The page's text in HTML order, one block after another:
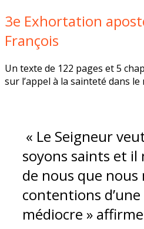
3e Exhortation
François
Un texte de 122 pages et 5
sur l’appel à la sainteté dans le
« Le Seigneur
soyons saints et il
de nous que nous
contentions
médiocre »